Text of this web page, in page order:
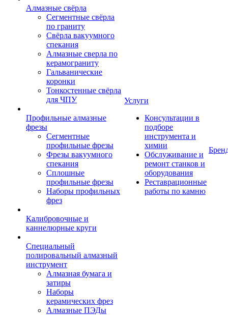
Алмазные свёрла
Сегментные свёрла
по граниту
Свёрла вакуумного
спекания
Алмазные сверла по
керамограниту
Гальванические
коронки
Тонкостенные свёрла
для ЧПУ
Профильные алмазные
фрезы
Сегментные
профильные фрезы
Фрезы вакуумного
спекания
Сплошные
профильные фрезы
Наборы профильных
фрез
Калибровочные и
каннелюрные круги
Специальный
полировальный алмазный
инструмент
Алмазная бумага и
затиры
Наборы
керамических фрез
Алмазные ПЭДы
Услуги
Консультации в
подборе
инструмента и
химии
Обслуживание и
ремонт станков и
оборудования
Реставрационные
работы по камню